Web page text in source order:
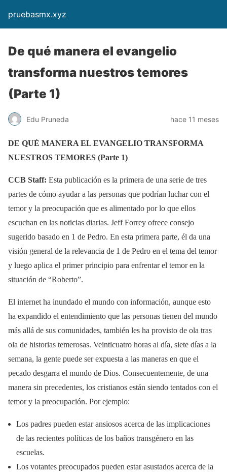
pruebasmx.xyz
De qué manera el evangelio
transforma nuestros temores
(Parte 1)
Edu Pruneda hace 11 meses
DE QUÉ MANERA EL EVANGELIO TRANSFORMA
NUESTROS TEMORES (Parte 1)
CCB Staff: Esta publicación es la primera de una serie de tres
partes de cómo ayudar a las personas que podrían luchar con el
temor y la preocupación que es alimentado por lo que ellos
escuchan en las noticias diarias. Jeff Forrey ofrece consejo
sugerido basado en 1 de Pedro. En esta primera parte, él da una
visión general de la relevancia de 1 de Pedro en el tema del temor
y luego aplica el primer principio para enfrentar el temor en la
situación de “Roberto”.
El internet ha inundado el mundo con información, aunque esto
ha expandido el entendimiento que las personas tienen del mundo
más allá de sus comunidades, también les ha provisto de ola tras
ola de historias temerosas. Veinticuatro horas al día, siete días a la
semana, la gente puede ser expuesta a las maneras en que el
pecado desgarra el mundo de Dios. Consecuentemente, de una
manera sin precedentes, los cristianos están siendo tentados con el
temor y la preocupación. Por ejemplo:
Los padres pueden estar ansiosos acerca de las implicaciones
de las recientes políticas de los baños transgénero en las
escuelas.
Los votantes preocupados pueden estar asustados acerca de la